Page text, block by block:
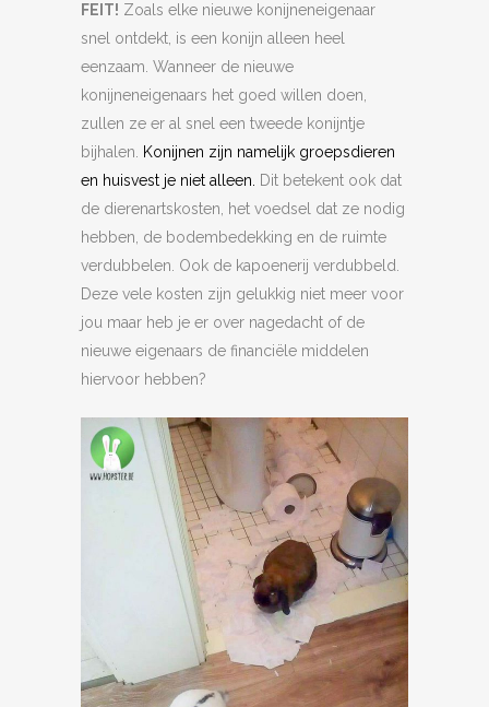
FEIT! Zoals elke nieuwe konijneneigenaar
snel ontdekt, is een konijn alleen heel
eenzaam. Wanneer de nieuwe
konijneneigenaars het goed willen doen,
zullen ze er al snel een tweede konijntje
bijhalen. Konijnen zijn namelijk groepsdieren
en huisvest je niet alleen. Dit betekent ook dat
de dierenartskosten, het voedsel dat ze nodig
hebben, de bodembedekking en de ruimte
verdubbelen. Ook de kapoenerij verdubbeld.
Deze vele kosten zijn gelukkig niet meer voor
jou maar heb je er over nagedacht of de
nieuwe eigenaars de financiële middelen
hiervoor hebben?